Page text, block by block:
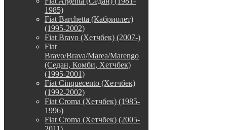
1985)
Fiat Barchetta (Кабриолет)
(1995-2002)
Fiat Bravo (Хетчбек) (2007-)
Fiat
Bravo/Brava/Marea/Marengo
(Седан, Комби, Хетчбек)
(1995-2001)
Fiat Cinquecento (Хетчбек)
(1992-2002)
Fiat Croma (Хетчбек) (1985-
1996)
Fiat Croma (Хетчбек) (2005-